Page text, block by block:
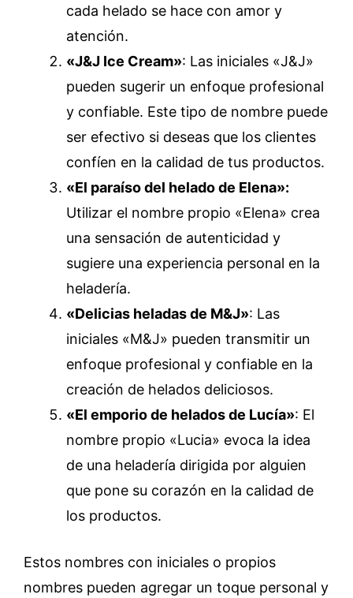
cada helado se hace con amor y
atención.
«J&J Ice Cream»: Las iniciales «J&J»
pueden sugerir un enfoque profesional
y confiable. Este tipo de nombre puede
ser efectivo si deseas que los clientes
confíen en la calidad de tus productos.
«El paraíso del helado de Elena»:
Utilizar el nombre propio «Elena» crea
una sensación de autenticidad y
sugiere una experiencia personal en la
heladería.
«Delicias heladas de M&J»: Las
iniciales «M&J» pueden transmitir un
enfoque profesional y confiable en la
creación de helados deliciosos.
«El emporio de helados de Lucía»: El
nombre propio «Lucia» evoca la idea
de una heladería dirigida por alguien
que pone su corazón en la calidad de
los productos.
Estos nombres con iniciales o propios
nombres pueden agregar un toque personal y